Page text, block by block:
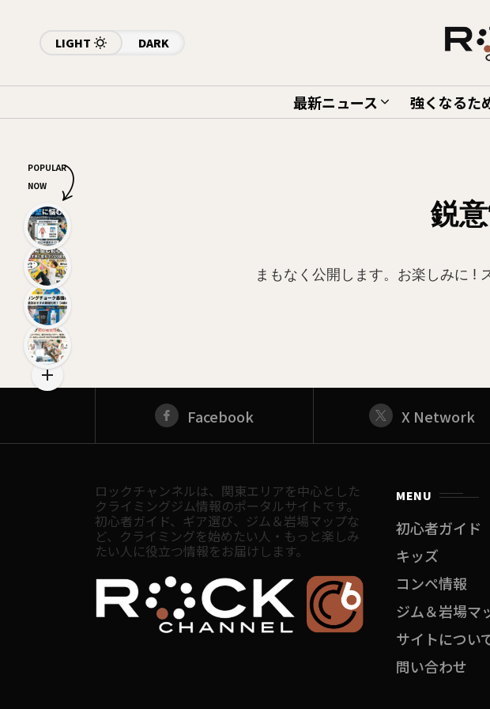
LIGHT DARK
最新ニュース 強くなるた
鋭
まもなく公開します。お楽しみに !
Facebook X Network
ロックチャンネルは、関東エリアを中心とした
クライミングジム情報のポータルサイトです。
初心者ガイド、ギア選び、ジム＆岩場マップな
ど、クライミングを始めたい人・もっと楽しみ
たい人に役立つ情報をお届けします。
MENU
初心者ガイド
キッズ
コンペ情報
ジム＆岩場マ
サイトについ
問い合わせ
POPULAR
NOW